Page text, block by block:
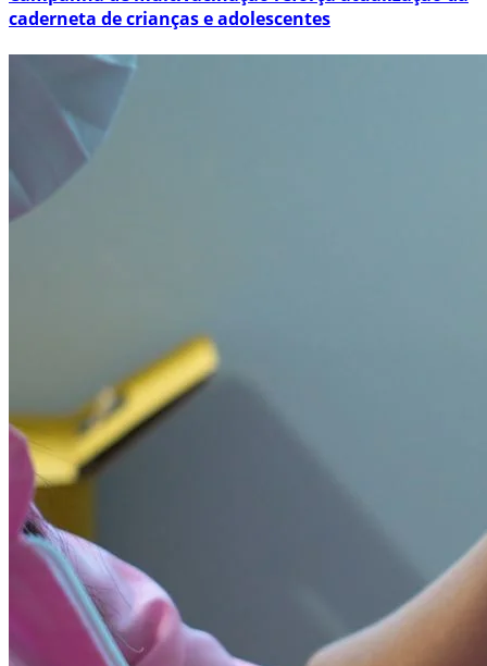
caderneta de crianças e adolescentes